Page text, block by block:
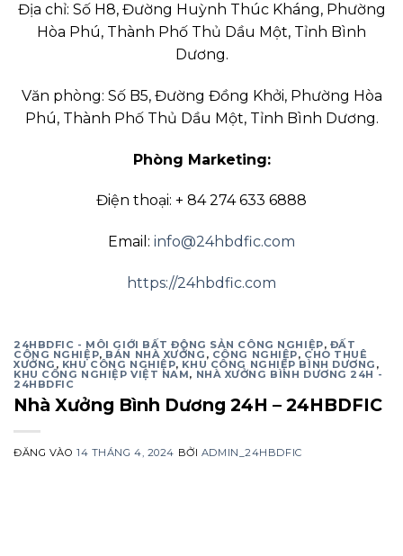
Địa chỉ: Số H8, Đường Huỳnh Thúc Kháng, Phường
Hòa Phú, Thành Phố Thủ Dầu Một, Tỉnh Bình
Dương.
Văn phòng: Số B5, Đường Đồng Khởi, Phường Hòa
Phú, Thành Phố Thủ Dầu Một, Tỉnh Bình Dương.
Phòng Marketing:
Điện thoại: + 84 274 633 6888
Email: info@24hbdfic.com
https://24hbdfic.com
24HBDFIC - MÔI GIỚI BẤT ĐỘNG SẢN CÔNG NGHIỆP, ĐẤT
CÔNG NGHIỆP, BÁN NHÀ XƯỞNG , CÔNG NGHIỆP, CHO THUÊ
XƯỞNG , KHU CÔNG NGHIỆP, KHU CÔNG NGHIỆP BÌNH DƯƠNG ,
KHU CÔNG NGHIỆP VIỆT NAM, NHÀ XƯỞNG BÌNH DƯƠNG 24H -
24HBDFIC
Nhà Xưởng Bình Dương 24H – 24HBDFIC
ĐĂNG VÀO14 THÁNG 4, 2024 BỞI ADMIN_24HBDFIC